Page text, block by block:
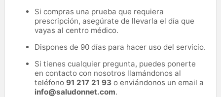
Si compras una prueba que requiera
prescripción, asegúrate de llevarla el día que
vayas al centro médico.
Dispones de 90 días para hacer uso del servicio.
Si tienes cualquier pregunta, puedes ponerte
en contacto con nosotros llamándonos al
teléfono 91 217 21 93 o enviándonos un email a
info@saludonnet.com.